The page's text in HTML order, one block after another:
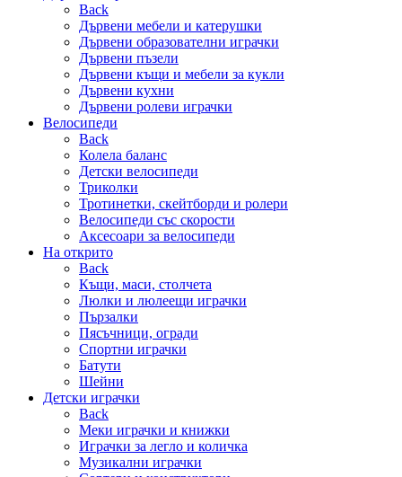
Back
Дървени мебели и катерушки
Дървени образователни играчки
Дървени пъзели
Дървени къщи и мебели за кукли
Дървени кухни
Дървени ролеви играчки
Велосипеди
Back
Колела баланс
Детски велосипеди
Триколки
Тротинетки, скейтборди и ролери
Велосипеди със скорости
Аксесоари за велосипеди
На открито
Back
Къщи, маси, столчета
Люлки и люлеещи играчки
Пързалки
Пясъчници, огради
Спортни играчки
Батути
Шейни
Детски играчки
Back
Меки играчки и книжки
Играчки за легло и количка
Музикални играчки